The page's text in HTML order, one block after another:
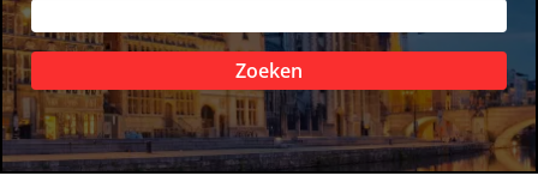
Zoeken